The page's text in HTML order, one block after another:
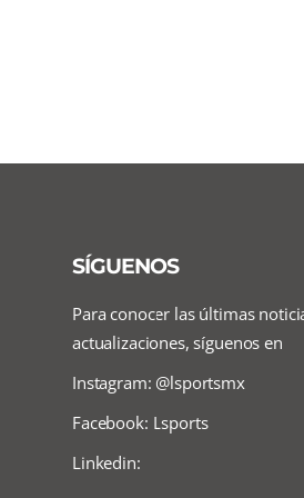
SÍGUENOS
Para conocer las últimas
actualizaciones, síguenos en
Instagram: @lsportsmx
Facebook: Lsports
Linkedin: